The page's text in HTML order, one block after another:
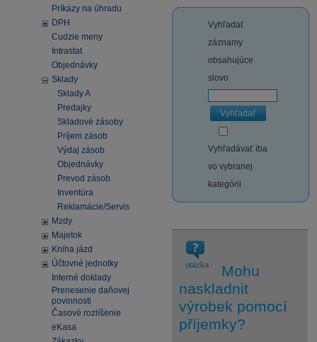
Príkazy na úhradu
DPH
Cudzie meny
Intrastat
Objednávky
Sklady
Sklady A
Predajky
Skladové zásoby
Príjem zásob
Výdaj zásob
Objednávky
Prevod zásob
Inventúra
Reklamácie/Servis
Mzdy
Majetok
Kniha jázd
Účtovné jednotky
Interné doklady
Prenesenie daňovej
povinnosti
Časové rozlíšenie
eKasa
Vyhľadať
záznamy
obsahujúce
slovo
Vyhľadať
Vyhľadávať iba
vo vybranej
kategórii
otázka
Mohu
naskladnit
výrobek pomocí
příjemky?